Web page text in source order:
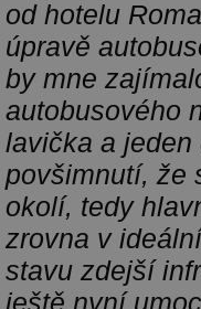
od hotelu
úpravě
by mne
autobusového
lavička a
povšimnutí, že
okolí, tedy
zrovna v
stavu zdejší
ještě nyní